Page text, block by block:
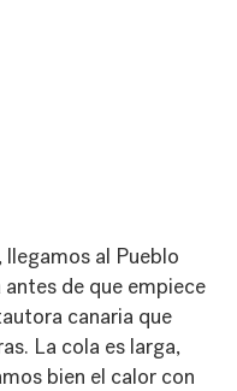
al Pueblo
antes de que empiece
canaria que
La cola es larga,
bien el calor con